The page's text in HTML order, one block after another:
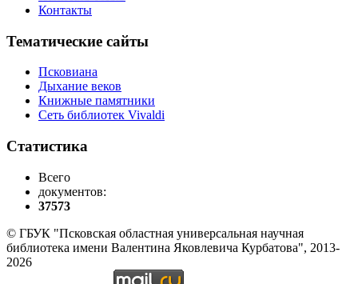
Контакты
Тематические сайты
Псковиана
Дыхание веков
Книжные памятники
Сеть библиотек Vivaldi
Статистика
Всего
документов:
37573
© ГБУК "Псковская областная универсальная научная
библиотека имени Валентина Яковлевича Курбатова", 2013-
2026